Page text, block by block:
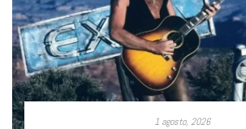
1 agosto, 2026